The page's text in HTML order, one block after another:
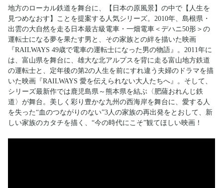
地方のローカル鉄道を舞台に、【日本の原風景】の中で【人生を
見つめなおす】ことを提案する人気シリーズ。2010年、島根県・
出雲の大自然を走る日本最古級電車・一畑電車＜デハニ50形＞の
運転士になる夢を果たす男と、その家族との絆を描いた映画
『RAILWAYS 49歳で電車の運転士になった男の物語』。2011年に
は、富山県を舞台に、雄大な北アルプスを背に走る富山地方鉄道
の運転士と、定年後の第2の人生を前にすれ違う夫婦のドラマを描
いた映画『RAILWAYS 愛を伝えられない大人たちへ』。そして、
シリーズ最新作では鹿児島県～熊本県を結ぶ〈肥薩おれんじ鉄
道〉が舞台。美しく彩り豊かな九州の西海岸を舞台に、愛する人
を失った“血のつながりのない”3人の家族の再出発をとおして、新
しい家族のカタチを描く、“今の時代にこそ”観てほしい映画！